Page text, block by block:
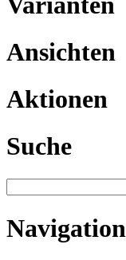
Ansichten
Aktionen
Suche
Navigation